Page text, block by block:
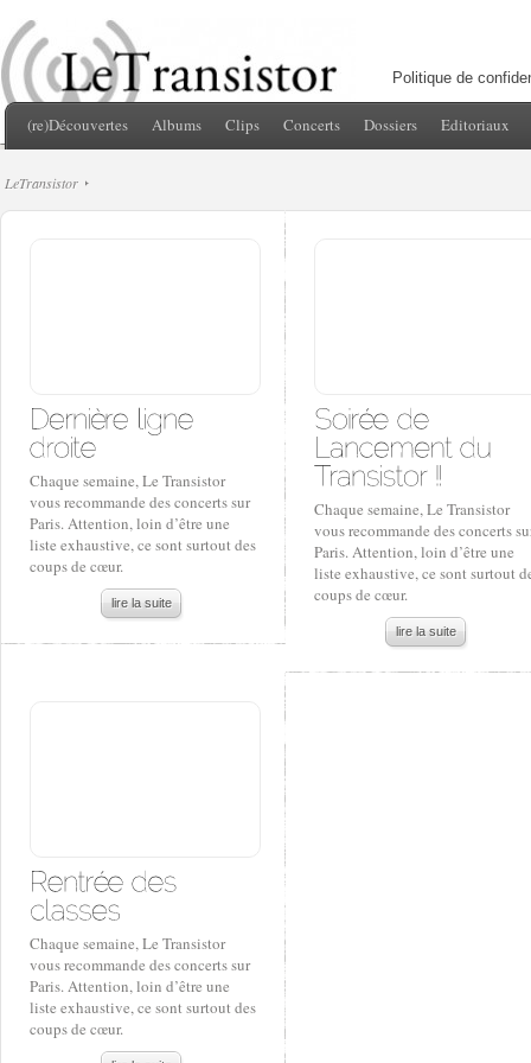
Politique de
(re)Découvertes Albums Clips Concerts Dossiers Editoriaux
LeTransistor
Chaque semaine, Le Transistor
vous recommande des concerts sur
Paris. Attention, loin d’être une
liste exhaustive, ce sont surtout des
coups de cœur.
lire la suite
Chaque semaine, Le Transistor
vous recommande des concerts
Paris. Attention, loin d’être une
liste exhaustive, ce sont surtout
coups de cœur.
lire la suite
Chaque semaine, Le Transistor
vous recommande des concerts sur
Paris. Attention, loin d’être une
liste exhaustive, ce sont surtout des
coups de cœur.